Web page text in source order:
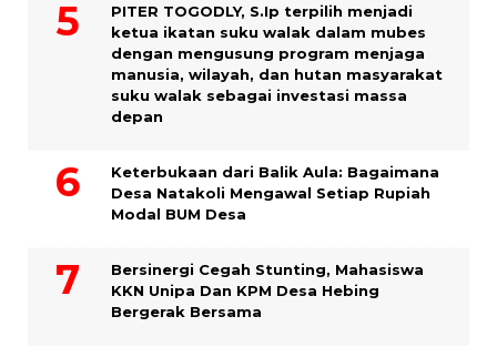
PITER TOGODLY, S.Ip terpilih menjadi
ketua ikatan suku walak dalam mubes
dengan mengusung program menjaga
manusia, wilayah, dan hutan masyarakat
suku walak sebagai investasi massa
depan
Keterbukaan dari Balik Aula: Bagaimana
Desa Natakoli Mengawal Setiap Rupiah
Modal BUM Desa
Bersinergi Cegah Stunting, Mahasiswa
KKN Unipa Dan KPM Desa Hebing
Bergerak Bersama